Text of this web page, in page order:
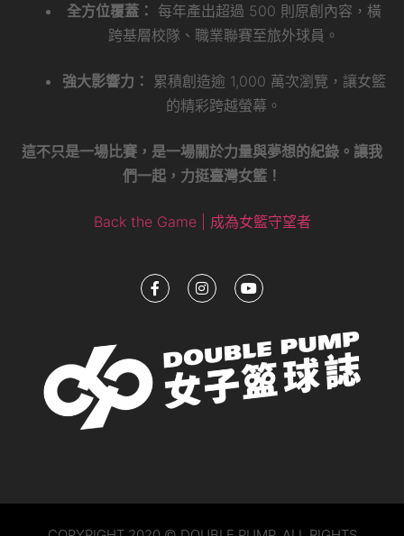
全方位覆蓋： 每年產出超過 500 則原創內容，橫
跨基層校隊、職業聯賽至旅外球員。
強大影響力：
累積創造逾 1,000 萬次瀏覽，讓女籃
的精彩跨越螢幕。
這不只是一場比賽，是一場關於力量與夢想的紀錄。讓我
們一起，力挺臺灣女籃！
Back the Game | 成為女籃守望者